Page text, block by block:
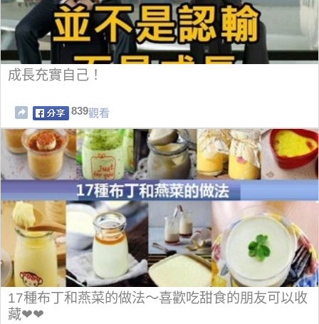
成長充實自己！
839觀看
17種布丁和燕菜的做法～喜歡吃甜食的朋友可以收
藏❤❤